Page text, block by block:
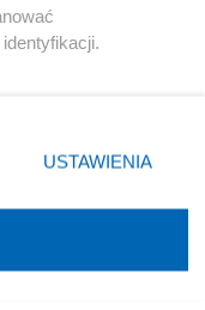
prywatności
zgody
się takiemu
zastosowania tylko
USTAWIENIA